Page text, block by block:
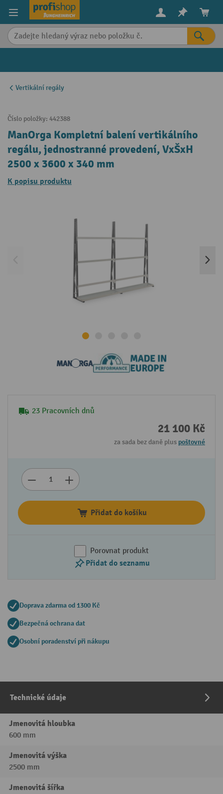
content
Vertikální regály
Číslo položky: 442388
ManOrga Kompletní balení vertikálního
regálu, jednostranné provedení, VxŠxH
2500 x 3600 x 340 mm
K popisu produktu
23 Pracovních dnů
21 100 Kč
za sada bez daně plus poštovné
Přidat do košíku
Porovnat produkt
Přidat do seznamu
Doprava zdarma od 1300 Kč
Bezpečná ochrana dat
Osobní poradenství při nákupu
Technické údaje
Jmenovitá hloubka
600 mm
Jmenovitá výška
2500 mm
Jmenovitá šířka